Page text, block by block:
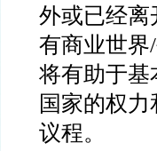
外或已经离
有商业世界/
将有助于基
国家的权
议程。